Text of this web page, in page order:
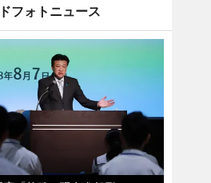
フォトニュース